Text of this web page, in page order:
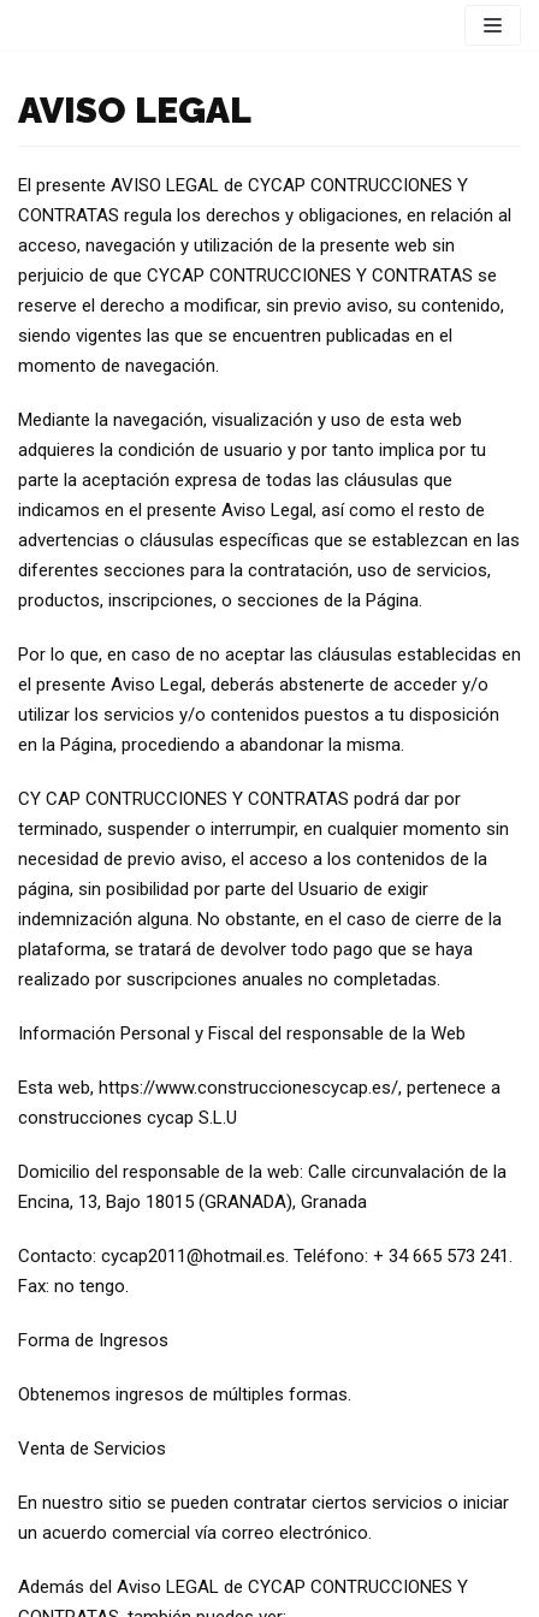
AVISO LEGAL
El presente AVISO LEGAL de CYCAP CONTRUCCIONES Y
CONTRATAS regula los derechos y obligaciones, en relación al
acceso, navegación y utilización de la presente web sin
perjuicio de que CYCAP CONTRUCCIONES Y CONTRATAS se
reserve el derecho a modificar, sin previo aviso, su contenido,
siendo vigentes las que se encuentren publicadas en el
momento de navegación.
Mediante la navegación, visualización y uso de esta web
adquieres la condición de usuario y por tanto implica por tu
parte la aceptación expresa de todas las cláusulas que
indicamos en el presente Aviso Legal, así como el resto de
advertencias o cláusulas específicas que se establezcan en las
diferentes secciones para la contratación, uso de servicios,
productos, inscripciones, o secciones de la Página.
Por lo que, en caso de no aceptar las cláusulas establecidas en
el presente Aviso Legal, deberás abstenerte de acceder y/o
utilizar los servicios y/o contenidos puestos a tu disposición
en la Página, procediendo a abandonar la misma.
CY CAP CONTRUCCIONES Y CONTRATAS podrá dar por
terminado, suspender o interrumpir, en cualquier momento sin
necesidad de previo aviso, el acceso a los contenidos de la
página, sin posibilidad por parte del Usuario de exigir
indemnización alguna. No obstante, en el caso de cierre de la
plataforma, se tratará de devolver todo pago que se haya
realizado por suscripciones anuales no completadas.
Información Personal y Fiscal del responsable de la Web
Esta web, https://www.construccionescycap.es/, pertenece a
construcciones cycap S.L.U
Domicilio del responsable de la web: Calle circunvalación de la
Encina, 13, Bajo 18015 (GRANADA), Granada
Contacto: cycap2011@hotmail.es. Teléfono: + 34 665 573 241.
Fax: no tengo.
Forma de Ingresos
Obtenemos ingresos de múltiples formas.
Venta de Servicios
En nuestro sitio se pueden contratar ciertos servicios o iniciar
un acuerdo comercial vía correo electrónico.
Además del Aviso LEGAL de CYCAP CONTRUCCIONES Y